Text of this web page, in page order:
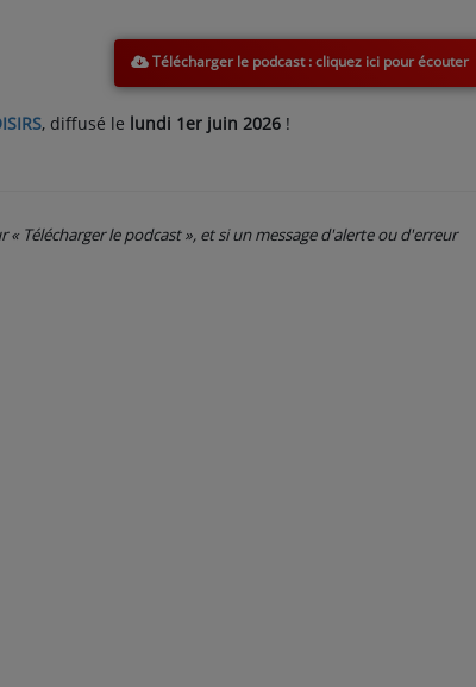
Télécharger le podcast
, diffusé le lundi 1er juin 2026 !
Télécharger le podcast », et si un message d'alerte ou d'erreur
Émilie